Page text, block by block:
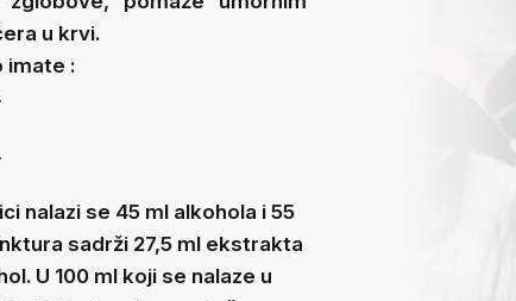
u krvi.
imate :
.
nalazi se 45 ml alkohola i 55
sadrži 27,5 ml ekstrakta
U 100 ml koji se nalaze u